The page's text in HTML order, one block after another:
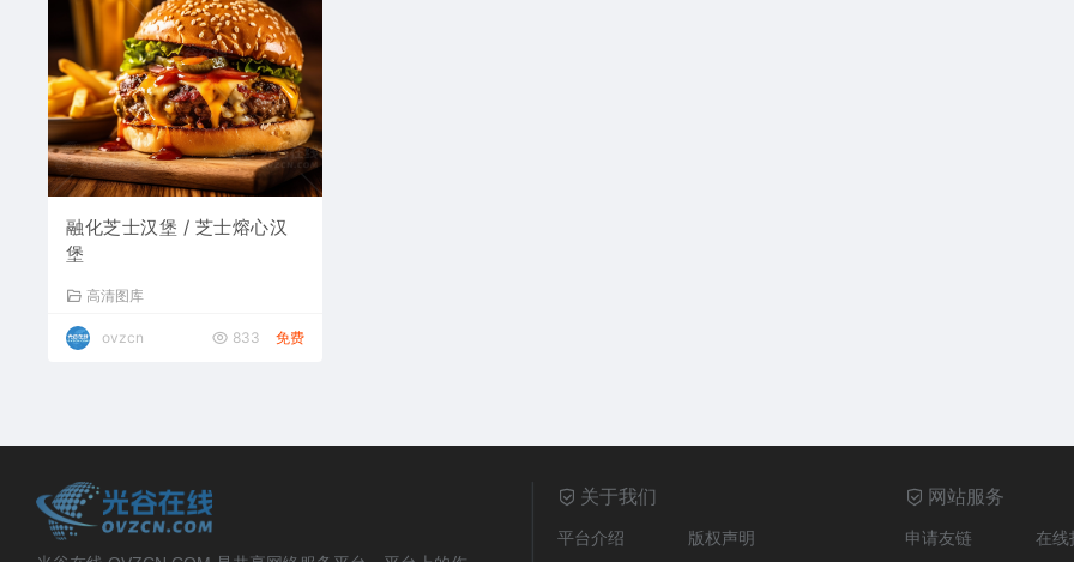
融化芝士汉堡 / 芝士熔心汉
堡
高清图库
ovzcn 833 免费
关于我们
平台介绍 版权声明
网站服务
申请友链 在线